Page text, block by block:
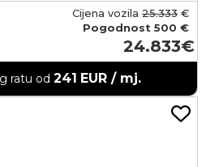
Cijena vozila 25.333 €
Pogodnost 500 €
24.833
ratu od 241 EUR / mj.